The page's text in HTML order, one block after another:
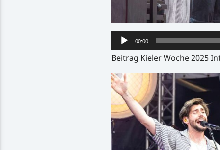
Audio-
Player
00:00
Beitrag Kieler Woche 2025